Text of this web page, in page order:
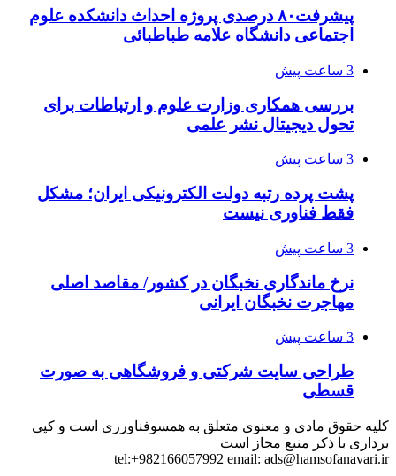
پیشرفت۸۰ درصدی پروژه احداث دانشکده علوم
اجتماعی دانشگاه علامه طباطبائی
3 ساعت پیش
بررسی همکاری وزارت علوم و ارتباطات برای
تحول دیجیتال نشر علمی
3 ساعت پیش
پشت پرده رتبه دولت الکترونیکی ایران؛ مشکل
فقط فناوری نیست
3 ساعت پیش
نرخ ماندگاری نخبگان در کشور/ مقاصد اصلی
مهاجرت نخبگان ایرانی
3 ساعت پیش
طراحی سایت شرکتی و فروشگاهی به صورت
قسطی
کلیه حقوق مادی و معنوی متعلق به همسوفناورری است و کپی
برداری با ذکر منبع مجاز است
tel:+982166057992 email: ads@hamsofanavari.ir